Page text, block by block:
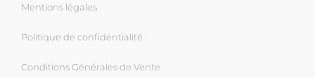
Mentions légales
Politique de confidentialité
Conditions Générales de Vente